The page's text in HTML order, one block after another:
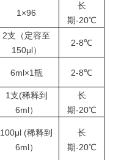
1×96
长
期-20℃
2支（定容至
150μl）
2-8℃
6ml×1瓶 2-8℃
1支(稀释到
6ml）
长
期-20℃
100μl (稀释到
6ml）
长
期-20℃